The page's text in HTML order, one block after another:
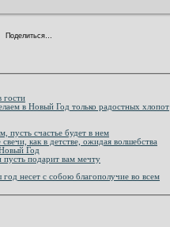
Поделиться…
гости
в Новый Год только радостных хлопот
пусть счастье будет в нем
как в детстве, ожидая волшебства
Год
пусть подарит вам мечту
несет с собою благополучие во всем